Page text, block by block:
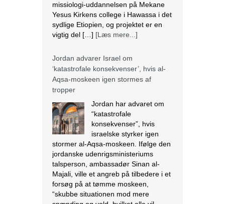
missiologi-uddannelsen på Mekane
Yesus Kirkens college i Hawassa i det
sydlige Etiopien, og projektet er en
vigtig del […] [Læs mere...]
Jordan advarer Israel om
‘katastrofale konsekvenser’, hvis al-
Aqsa-moskeen igen stormes af
tropper
Jordan har advaret om
“katastrofale
konsekvenser”, hvis
israelske styrker igen
stormer al-Aqsa-moskeen. Ifølge den
jordanske udenrigsministeriums
talsperson, ambassadør Sinan al-
Majali, ville et angreb på tilbedere i et
forsøg på at tømme moskeen,
“skubbe situationen mod mere